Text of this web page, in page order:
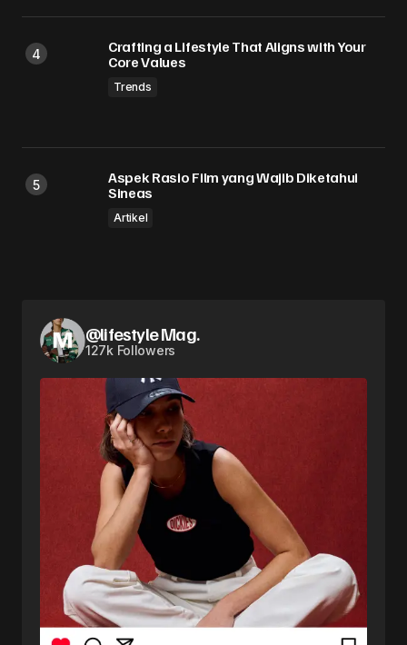
Crafting a Lifestyle That Aligns with Your
Core Values
Trends
Aspek Rasio Film yang Wajib Diketahui
Sineas
Artikel
@lifestyle Mag.
127k Followers